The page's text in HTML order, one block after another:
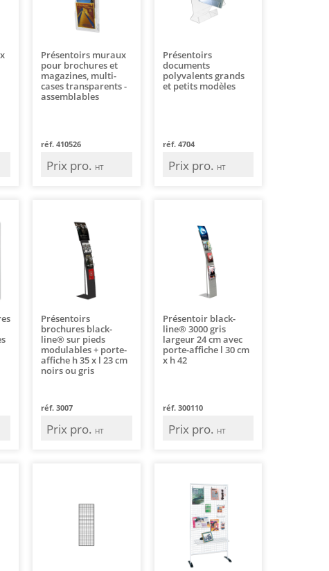
Présentoirs muraux
pour brochures et
magazines, multi-
cases transparents -
assemblables
réf. 410526
Prix pro. HT
Présentoirs
documents
polyvalents grands
et petits modèles
réf. 4704
Prix pro. HT
Présentoirs
brochures black-
line® sur pieds
modulables + porte-
affiche h 35 x l 23 cm
noirs ou gris
réf. 3007
Prix pro. HT
Présentoir black-
line® 3000 gris
largeur 24 cm avec
porte-affiche l 30 cm
x h 42
réf. 300110
Prix pro. HT